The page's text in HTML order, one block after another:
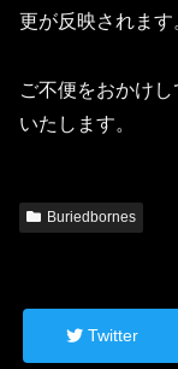
更が反映されます
ご不便をおかけ
いたします。
Buriedbornes
Twitter